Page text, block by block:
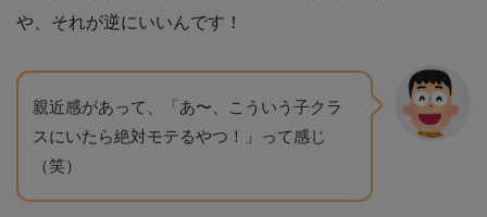
や、それが逆にいいんです！
親近感があって、「あ〜、こういう子クラ
スにいたら絶対モテるやつ！」って感じ
（笑）